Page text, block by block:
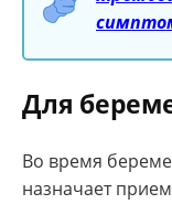
Для
Во время
назначает